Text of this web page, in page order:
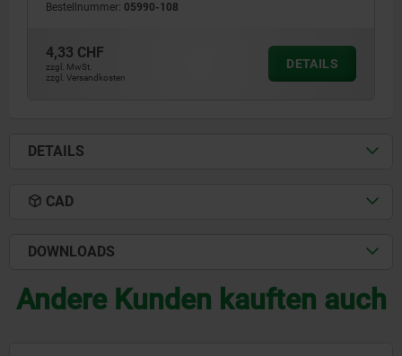
Bestellnummer: 05990-108
4,33 CHF
zzgl. MwSt.
zzgl. Versandkosten
DETAILS
DETAILS
CAD
DOWNLOADS
Andere Kunden kauften auch